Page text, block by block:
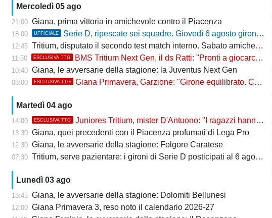
Mercoledì 05 ago
21:00 Giana, prima vittoria in amichevole contro il Piacenza
18:00 UFFICIALE Serie D, ripescate sei squadre. Giovedì 6 agosto gironi e calendari del campionato 2026/27
12:45 Tritium, disputato il secondo test match interno. Sabato amichevole col Sant'Angelo
11:50 ESCLUSIVA TTG BMS Tritium Next Gen, il ds Ratti: "Pronti a giocarcela"
10:40 Giana, le avversarie della stagione: la Juventus Next Gen
08:00 ESCLUSIVA TTG Giana Primavera, Garzione: "Girone equilibrato. Ce la giochiamo"
Martedì 04 ago
14:00 ESCLUSIVA TTG Juniores Tritium, mister D'Antuono: "I ragazzi hanno già un'impostazione, l'obiettivo è cercare..."
13:30 Giana, quei precedenti con il Piacenza profumati di Lega Pro
12:30 Giana, le avversarie della stagione: Folgore Caratese
07:30 Tritium, serve pazientare: i gironi di Serie D posticipati al 6 agosto
Lunedì 03 ago
18:45 Giana, le avversarie della stagione: Dolomiti Bellunesi
12:00 Giana Primavera 3, reso noto il calendario 2026-27